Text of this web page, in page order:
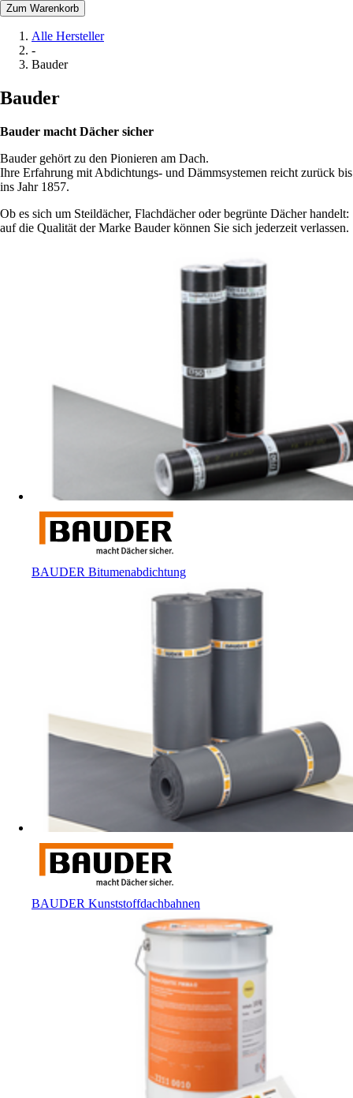
Zum Warenkorb
Alle Hersteller
-
Bauder
Bauder
Bauder macht Dächer sicher
Bauder gehört zu den Pionieren am Dach.
Ihre Erfahrung mit Abdichtungs- und Dämmsystemen reicht zurück bis
ins Jahr 1857.
Ob es sich um Steildächer, Flachdächer oder begrünte Dächer handelt:
auf die Qualität der Marke Bauder können Sie sich jederzeit verlassen.
BAUDER Bitumenabdichtung
BAUDER Kunststoffdachbahnen